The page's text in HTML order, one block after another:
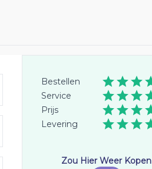
Bestellen
Service
Prijs
Levering
Zou Hier Weer Kopen